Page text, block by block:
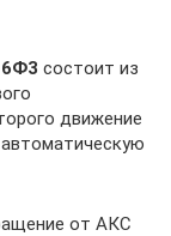
состоит из
движение
от АКС